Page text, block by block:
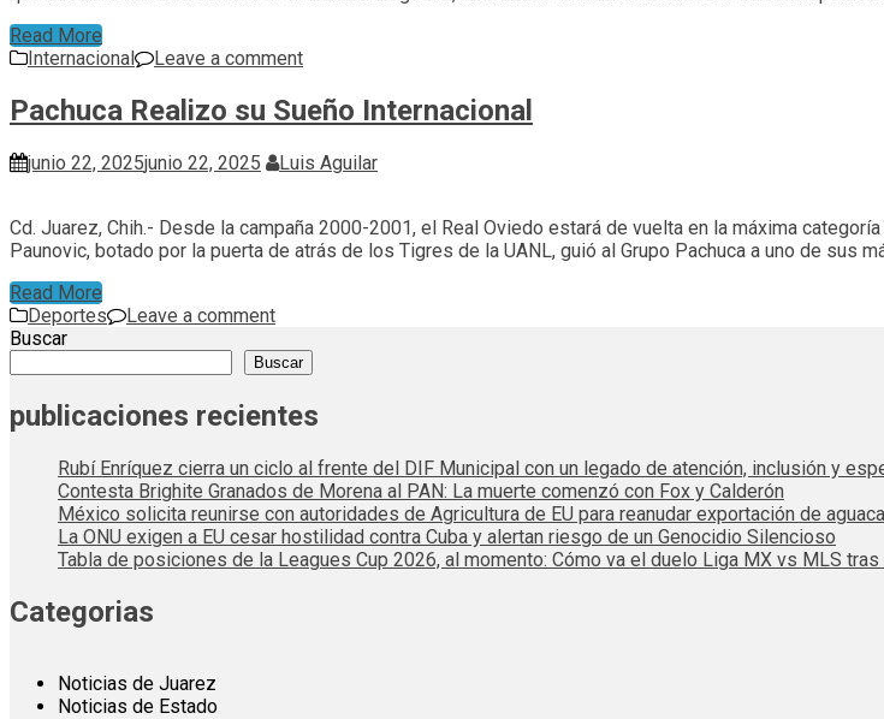
Read More
Internacional
Leave a comment
Pachuca Realizo su Sueño Internacional
junio 22, 2025junio 22, 2025 Luis Aguilar
Cd. Juarez, Chih.- Desde la campaña 2000-2001, el Real Oviedo estará de vuelta en la máxima
Paunovic, botado por la puerta de atrás de los Tigres de la UANL, guió al Grupo Pachuca a uno de sus
Read More
Deportes
Leave a comment
Buscar
Buscar
publicaciones recientes
Rubí Enríquez cierra un ciclo al frente del DIF Municipal con un legado de atención, inclusión y
Contesta Brighite Granados de Morena al PAN: La muerte comenzó con Fox y Calderón
México solicita reunirse con autoridades de Agricultura de EU para reanudar exportación de
La ONU exigen a EU cesar hostilidad contra Cuba y alertan riesgo de un Genocidio Silencioso
Tabla de posiciones de la Leagues Cup 2026, al momento: Cómo va el duelo Liga MX vs MLS tras
Categorias
Noticias de Juarez
Noticias de Estado